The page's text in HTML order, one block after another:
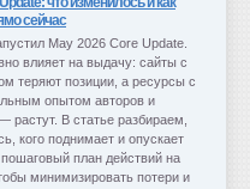
сейчас
May 2026 Core Update.
влияет на выдачу: сайты с
теряют позиции, а ресурсы с
опытом авторов и
растут. В статье разбираем,
кого поднимает и опускает
план действий на
минимизировать потери и